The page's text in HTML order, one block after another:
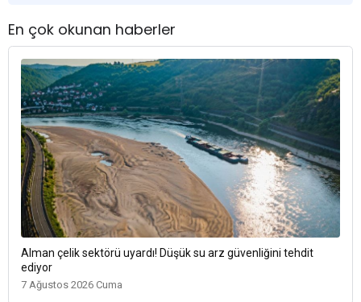
En çok okunan haberler
Alman çelik sektörü uyardı! Düşük su arz güvenliğini tehdit
ediyor
7 Ağustos 2026 Cuma